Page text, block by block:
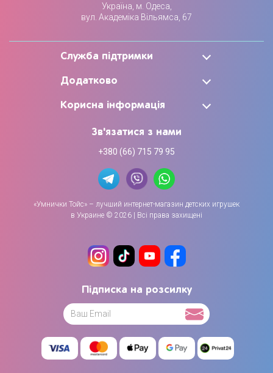
Україна, м. Одеса,
вул. Академіка Вільямса, 67
Служба підтримки
Додатково
Корисна інформація
Зв'язатися з нами
+380 (66) 715 79 95
«Умнички Тойс» – лучший интернет-магазин детских игрушек
в Украине © 2026 | Всі права захищені
Підписка на розсилку